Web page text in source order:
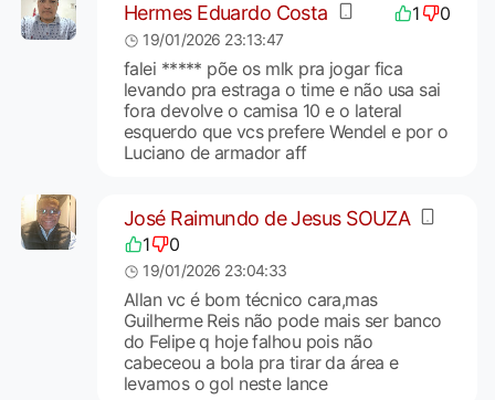
Hermes Eduardo Costa 1 0
19/01/2026 23:13:47
falei ***** põe os mlk pra jogar fica
levando pra estraga o time e não usa sai
fora devolve o camisa 10 e o lateral
esquerdo que vcs prefere Wendel e por o
Luciano de armador aff
José Raimundo de Jesus SOUZA
1 0
19/01/2026 23:04:33
Allan vc é bom técnico cara,mas
Guilherme Reis não pode mais ser banco
do Felipe q hoje falhou pois não
cabeceou a bola pra tirar da área e
levamos o gol neste lance